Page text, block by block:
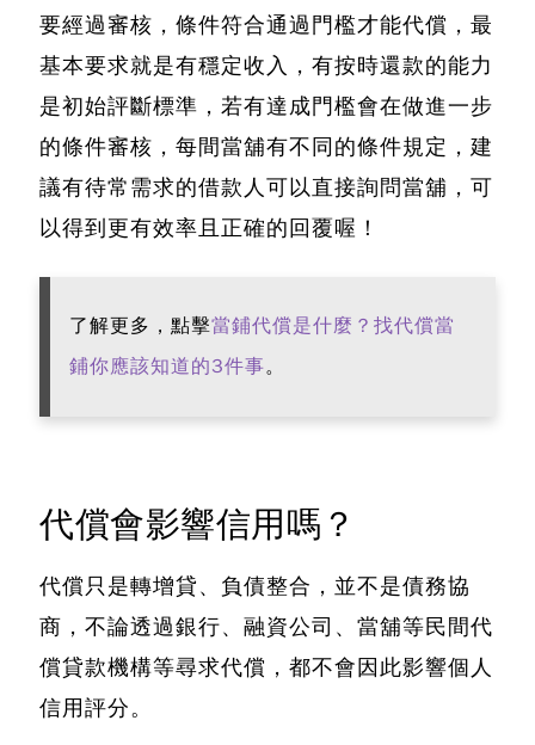
要經過審核，條件符合通過門檻才能代償，最
基本要求就是有穩定收入，有按時還款的能力
是初始評斷標準，若有達成門檻會在做進一步
的條件審核，每間當舖有不同的條件規定，建
議有待常需求的借款人可以直接詢問當舖，可
以得到更有效率且正確的回覆喔！
了解更多，點擊當鋪代償是什麼？找代償當
鋪你應該知道的3件事。
代償會影響信用嗎？
代償只是轉增貸、負債整合，並不是債務協
商，不論透過銀行、融資公司、當舖等民間代
償貸款機構等尋求代償，都不會因此影響個人
信用評分。